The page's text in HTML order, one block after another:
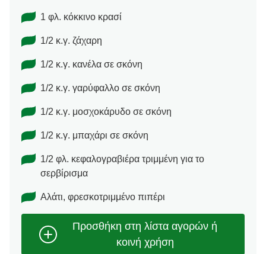
1 φλ. κόκκινο κρασί
1/2 κ.γ. ζάχαρη
1/2 κ.γ. κανέλα σε σκόνη
1/2 κ.γ. γαρύφαλλο σε σκόνη
1/2 κ.γ. μοσχοκάρυδο σε σκόνη
1/2 κ.γ. μπαχάρι σε σκόνη
1/2 φλ. κεφαλογραβιέρα τριμμένη για το
σερβίρισμα
Αλάτι, φρεσκοτριμμένο πιπέρι